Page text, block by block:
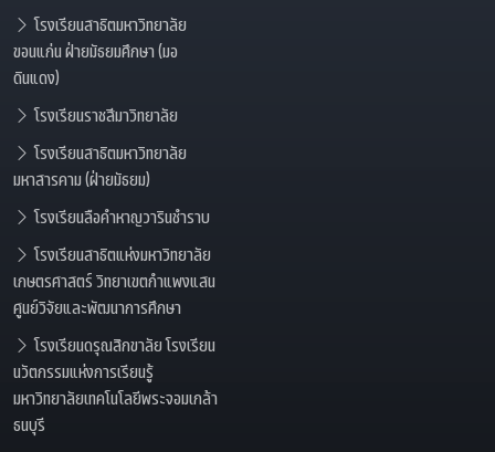
โรงเรียนสาธิตมหาวิทยาลัย
ขอนแก่น ฝ่ายมัธยมศึกษา (มอ
ดินแดง)
โรงเรียนราชสีมาวิทยาลัย
โรงเรียนสาธิตมหาวิทยาลัย
มหาสารคาม (ฝ่ายมัธยม)
โรงเรียนลือคำหาญวารินชำราบ
โรงเรียนสาธิตแห่งมหาวิทยาลัย
เกษตรศาสตร์ วิทยาเขตกำแพงแสน
ศูนย์วิจัยและพัฒนาการศึกษา
โรงเรียนดรุณสิกขาลัย โรงเรียน
นวัตกรรมแห่งการเรียนรู้
มหาวิทยาลัยเทคโนโลยีพระจอมเกล้า
ธนบุรี